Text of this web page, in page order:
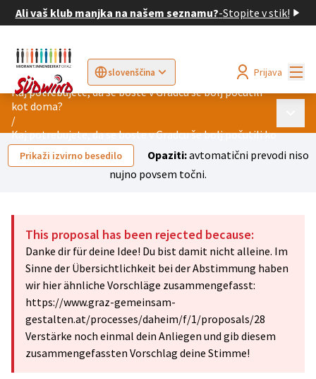
Ali vaš klub manjka na našem seznamu?-Stopite v stik!
slovenščina
Sprache wählen Choose language Elegir el idioma
Prijava
Kaj potrebujete, da se boste v Gradcu še bolj počutili
kot doma?
/
Kaj potrebujete, da se boste v Gradcu še bolj počutili kot doma?
Prikaži izvirno besedilo Opaziti:avtomatični prevodi niso
nujno povsem točni.
This proposal has been rejected because:
Danke dir für deine Idee! Du bist damit nicht alleine. Im
Sinne der Übersichtlichkeit bei der Abstimmung haben
wir hier ähnliche Vorschläge zusammengefasst:
https://www.graz-gemeinsam-
gestalten.at/processes/daheim/f/1/proposals/28
Verstärke noch einmal dein Anliegen und gib diesem
zusammengefassten Vorschlag deine Stimme!